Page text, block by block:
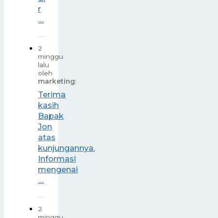
r
....
2
minggu
lalu
oleh
marketing:
Terima
kasih
Bapak
Jon
atas
kunjungannya.
Informasi
mengenai
....
2